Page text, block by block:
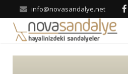
info@novasandalye.net
ANASAYFA